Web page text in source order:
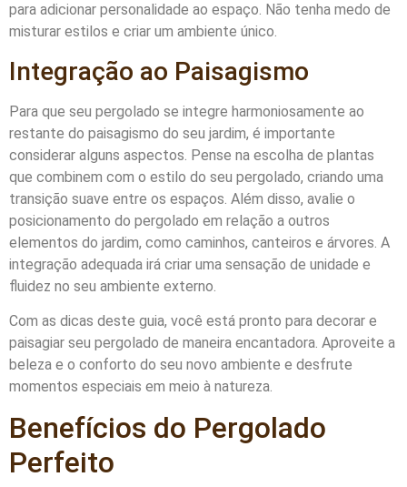
para adicionar personalidade ao espaço. Não tenha medo de
misturar estilos e criar um ambiente único.
Integração ao Paisagismo
Para que seu pergolado se integre harmoniosamente ao
restante do paisagismo do seu jardim, é importante
considerar alguns aspectos. Pense na escolha de plantas
que combinem com o estilo do seu pergolado, criando uma
transição suave entre os espaços. Além disso, avalie o
posicionamento do pergolado em relação a outros
elementos do jardim, como caminhos, canteiros e árvores. A
integração adequada irá criar uma sensação de unidade e
fluidez no seu ambiente externo.
Com as dicas deste guia, você está pronto para decorar e
paisagiar seu pergolado de maneira encantadora. Aproveite a
beleza e o conforto do seu novo ambiente e desfrute
momentos especiais em meio à natureza.
Benefícios do Pergolado
Perfeito